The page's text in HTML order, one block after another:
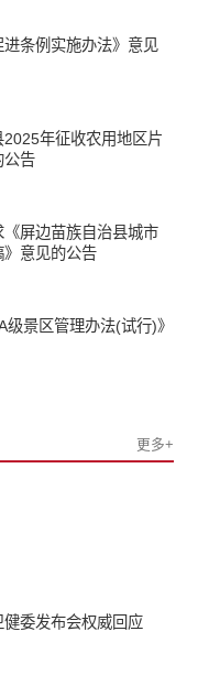
条例实施办法》意见
年征收农用地区片
公告
屏边苗族自治县城市
意见的公告
景区管理办法(试行)》
更多+
委发布会权威回应